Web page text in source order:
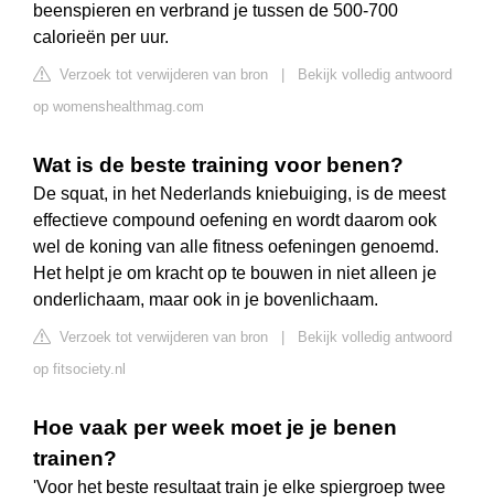
beenspieren en verbrand je tussen de 500-700
calorieën per uur.
Verzoek tot verwijderen van bron
Bekijk volledig antwoord
op womenshealthmag.com
Wat is de beste training voor benen?
De squat, in het Nederlands kniebuiging, is de meest
effectieve compound oefening en wordt daarom ook
wel de koning van alle fitness oefeningen genoemd.
Het helpt je om kracht op te bouwen in niet alleen je
onderlichaam, maar ook in je bovenlichaam.
Verzoek tot verwijderen van bron
Bekijk volledig antwoord
op fitsociety.nl
Hoe vaak per week moet je je benen
trainen?
'Voor het beste resultaat train je elke spiergroep twee